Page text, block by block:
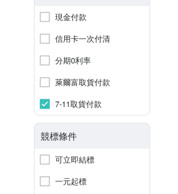
現金付款
信用卡一次付清
分期0利率
萊爾富取貨付款
7-11取貨付款
競標條件
可立即結標
一元起標